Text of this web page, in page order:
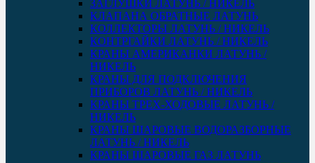
ЗАГЛУШКИ ЛАТУНЬ / НИКЕЛЬ
КЛАПАНА ОБРАТНЫЕ ЛАТУНЬ
КОЛЛЕКТОРЫ ЛАТУНЬ / НИКЕЛЬ
КОНТРГАЙКИ ЛАТУНЬ / НИКЕЛЬ
КРАНЫ АМЕРИКАНКИ ЛАТУНЬ /
НИКЕЛЬ
КРАНЫ ДЛЯ ПОДКЛЮЧЕНИЯ
ПРИБОРОВ ЛАТУНЬ / НИКЕЛЬ
КРАНЫ ТРЕХ-ХОДОВЫЕ ЛАТУНЬ /
НИКЕЛЬ
КРАНЫ ШАРОВЫЕ ВОДОРАЗБОРНЫЕ
ЛАТУНЬ / НИКЕЛЬ
КРАНЫ ШАРОВЫЕ ГАЗ ЛАТУНЬ